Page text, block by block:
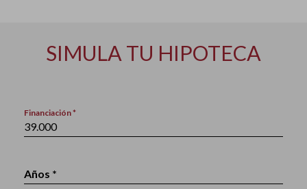
SIMULA TU HIPOTECA
Financiación *
Años *